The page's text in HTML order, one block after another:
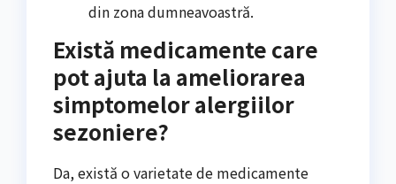
din zona dumneavoastră.
Există medicamente care
pot ajuta la ameliorarea
simptomelor alergiilor
sezoniere?
Da, există o varietate de medicamente